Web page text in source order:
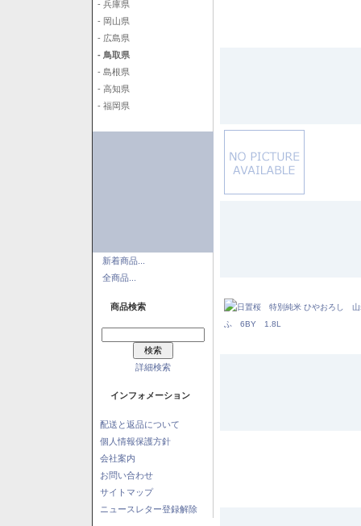
- 兵庫県
- 岡山県
- 広島県
- 鳥取県
- 島根県
- 高知県
- 福岡県
新着商品...
全商品...
商品検索
詳細検索
インフォメーション
配送と返品について
個人情報保護方針
会社案内
お問い合わせ
サイトマップ
ニュースレター登録解除